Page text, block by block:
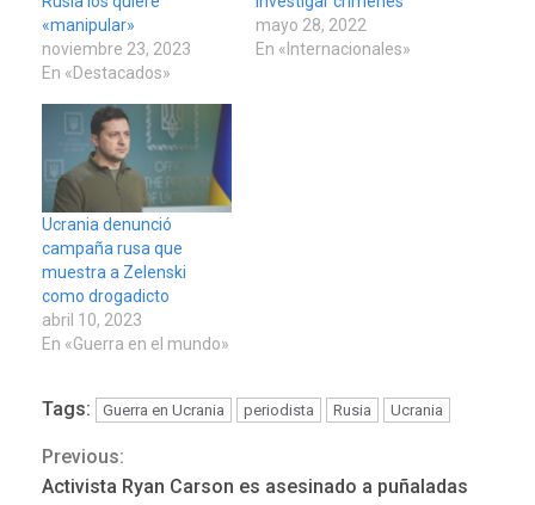
«manipular»
noviembre 23, 2023
En «Destacados»
mayo 28, 2022
En «Internacionales»
Ucrania denunció
campaña rusa que
muestra a Zelenski
como drogadicto
abril 10, 2023
En «Guerra en el mundo»
Tags: Guerra en Ucrania periodista Rusia Ucrania
Continue
Previous:
Activista Ryan Carson es asesinado a puñaladas
LATINOAMÉRICA Y CARIBE